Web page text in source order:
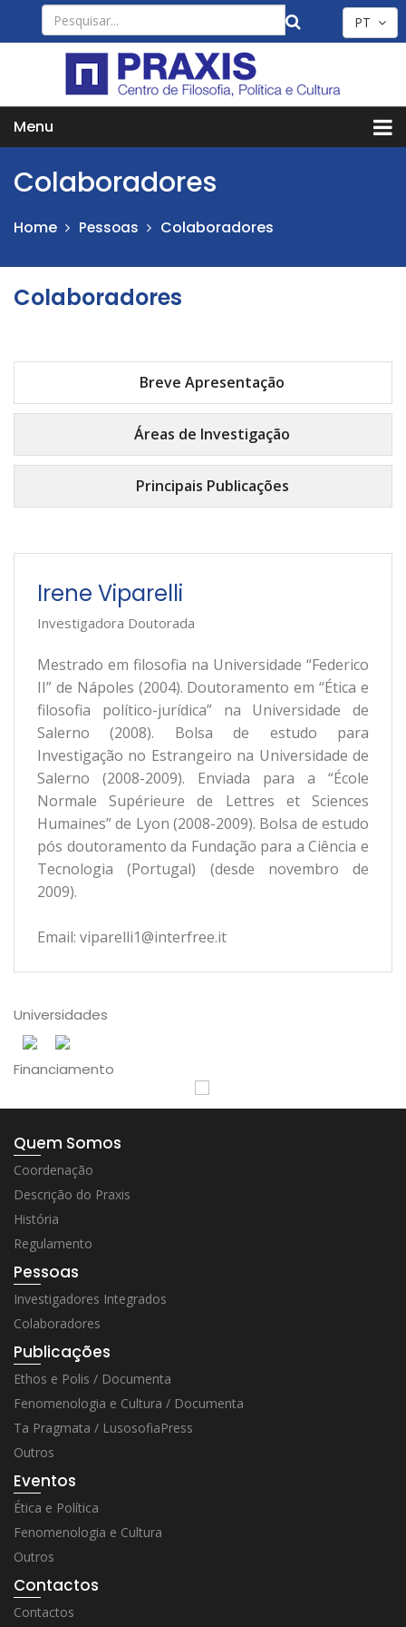
PT
Menu
Colaboradores
Home Pessoas Colaboradores
Colaboradores
Breve Apresentação
Áreas de Investigação
Principais Publicações
Irene Viparelli
Investigadora Doutorada
Mestrado em filosofia na Universidade “Federico
II” de Nápoles (2004). Doutoramento em “Ética e
filosofia político-jurídica” na Universidade de
Salerno (2008). Bolsa de estudo para
Investigação no Estrangeiro na Universidade de
Salerno (2008-2009). Enviada para a “École
Normale Supérieure de Lettres et Sciences
Humaines” de Lyon (2008-2009). Bolsa de estudo
pós doutoramento da Fundação para a Ciência e
Tecnologia (Portugal) (desde novembro de
2009).
Email: viparelli1@interfree.it
Universidades
Financiamento
Quem Somos
Coordenação
Descrição do Praxis
História
Regulamento
Pessoas
Investigadores Integrados
Colaboradores
Publicações
Ethos e Polis / Documenta
Fenomenologia e Cultura / Documenta
Ta Pragmata / LusosofiaPress
Outros
Eventos
Ética e Política
Fenomenologia e Cultura
Outros
Contactos
Contactos